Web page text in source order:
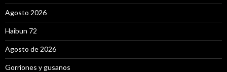
Agosto 2026
Haibun 72
Agosto de 2026
Gorriones y gusanos